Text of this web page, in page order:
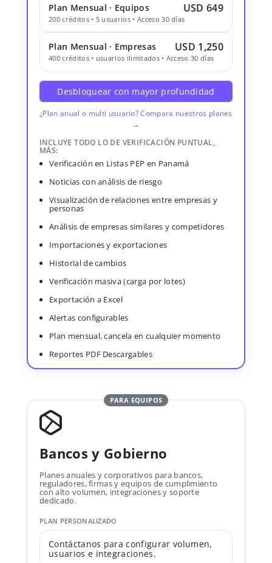
Plan Mensual · Equipos USD 649
200 créditos • 5 usuarios • Acceso 30 días
Plan Mensual · Empresas USD 1,250
400 créditos • usuarios ilimitados • Acceso 30 días
Desbloquear con mayor profundidad
¿Plan anual o multi usuario? Compara nuestros planes
→
INCLUYE TODO LO DE VERIFICACIÓN PUNTUAL,
MÁS:
Verificación en Listas PEP en Panamá
Noticias con análisis de riesgo
Visualización de relaciones entre empresas y
personas
Análisis de empresas similares y competidores
Importaciones y exportaciones
Historial de cambios
Verificación masiva (carga por lotes)
Exportación a Excel
Alertas configurables
Plan mensual, cancela en cualquier momento
Reportes PDF Descargables
PARA EQUIPOS
Bancos y Gobierno
Planes anuales y corporativos para bancos,
reguladores, firmas y equipos de cumplimiento
con alto volumen, integraciones y soporte
dedicado.
PLAN PERSONALIZADO
Contáctanos para configurar volumen,
usuarios e integraciones.